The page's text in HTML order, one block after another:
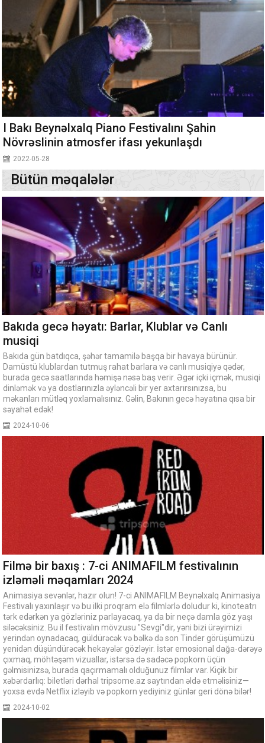
I Bakı Beynəlxalq Piano Festivalını Şahin
Növrəslinin atmosfer ifası yekunlaşdı
2022-05-28
Bütün məqalələr
Bakıda gecə həyatı: Barlar, Klublar və Canlı
musiqi
Bakıda gün batdıqca, şəhər tamamilə başqa bir havaya bürünür.
Damüstü klublardan tutmuş rahat barlara və canlı musiqiyə qədər,
burada gecə saatlarında həmişə nəsə baş verir. Əgər içki içmək, musiqi
dinləmək və ya dostlarınızla əyləncəli bir yer axtarırsınızsa, bu
məkanları mütləq yoxlamalısınız. Gəlin, Bakının gecə həyatına qısa bir
səyahət edək!
2024-10-06
Filmə bir baxış : 7-ci ANIMAFILM festivalının
izləməli məqamları 2024
Animasiya sevənlər, hazır olun! 7-ci ANIMAFILM Beynəlxalq Animasiya
Festivalı yaxınlaşır və bu ilki proqram elə filmlərlə doludur ki, kinoteatrı
tərk edərkən ya gözləriniz parlayacaq, ya da bir neçə damla göz yaşı
siləcəksiniz. Bu il festivalın mövzusu "Sevgi"dir, yəni bizi ürəyimizi
yerindən oynadacaq, güldürəcək və bəlkə də son Tinder görüşümüzü
yenidən düşündürəcək hekayələr gözləyir. İstər emosional dağa-dərəyə
çıxmaq, möhtəşəm vizuallar, istərsə də sadəcə popkorn üçün
gəlmisinizsə, burada qaçırmamalı olduğunuz filmlər var. Kiçik bir
xəbərdarlıq: biletləri dərhal tripsome.az saytından əldə etməlisiniz—
yoxsa evdə Netflix izləyib və popkorn yediyiniz günlər geri dönə bilər!
2024-10-02